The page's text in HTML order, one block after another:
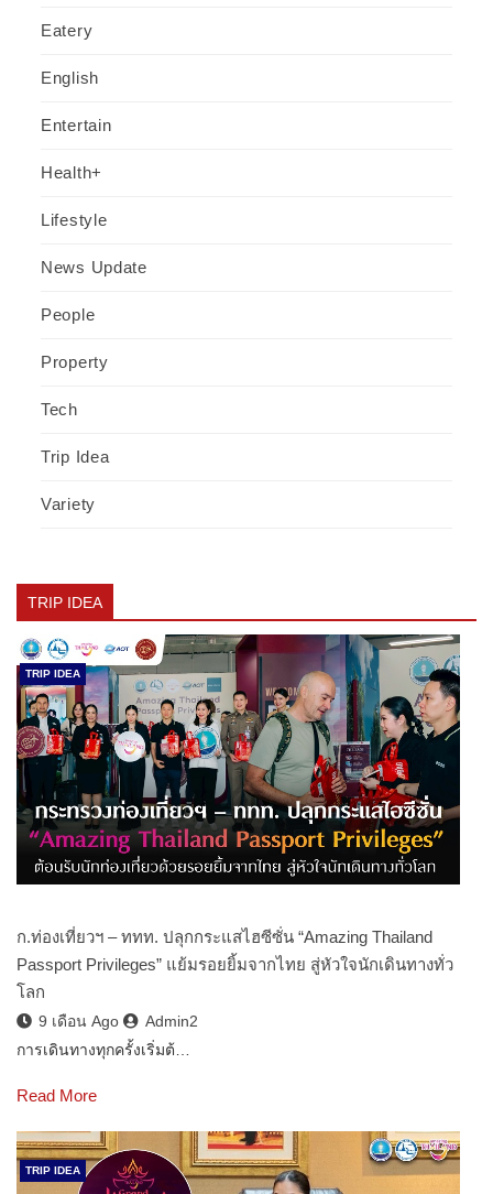
Eatery
English
Entertain
Health+
Lifestyle
News Update
People
Property
Tech
Trip Idea
Variety
TRIP IDEA
TRIP IDEA
ก.ท่องเที่ยวฯ – ททท. ปลุกกระแสไฮซีซั่น “Amazing Thailand
Passport Privileges” แย้มรอยยิ้มจากไทย สู่หัวใจนักเดินทางทั่ว
โลก
9 เดือน Ago
Admin2
การเดินทางทุกครั้งเริ่มต้…
Read More
TRIP IDEA